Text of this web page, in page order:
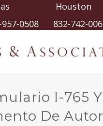
de
Houston
0508 832-742-
I-765
De